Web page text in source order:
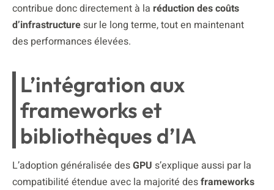
contribue donc directement à la réduction des coûts
d’infrastructure sur le long terme, tout en maintenant
des performances élevées.
L’intégration aux
frameworks et
bibliothèques d’IA
L’adoption généralisée desGPU s’explique aussi par la
compatibilité étendue avec la majorité desframeworks